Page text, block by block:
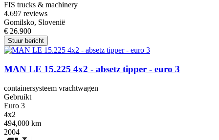
FIS trucks & machinery
4.697 reviews
Gomilsko, Slovenië
€ 26.900
Stuur bericht
MAN LE 15.225 4x2 - absetz tipper - euro 3
containersysteem vrachtwagen
Gebruikt
Euro 3
4x2
494,000 km
2004